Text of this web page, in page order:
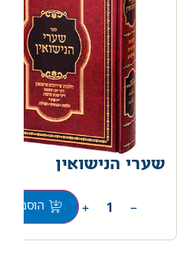
שערי הנישואין
−
+ הוספה